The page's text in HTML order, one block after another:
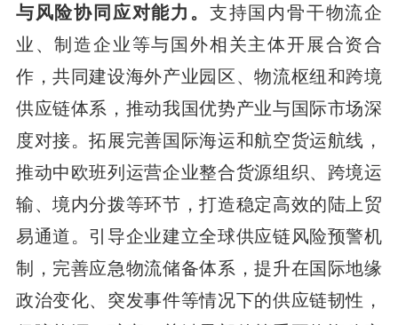
与风险协同应对能力。 支持国内骨干物流企
业、制造企业等与国外相关主体开展合资合
作，共同建设海外产业园区、物流枢纽和跨境
供应链体系，推动我国优势产业与国际市场深
度对接。拓展完善国际海运和航空货运航线，
推动中欧班列运营企业整合货源组织、跨境运
输、境内分拨等环节，打造稳定高效的陆上贸
易通道。引导企业建立全球供应链风险预警机
制，完善应急物流储备体系，提升在国际地缘
政治变化、突发事件等情况下的供应链韧性，